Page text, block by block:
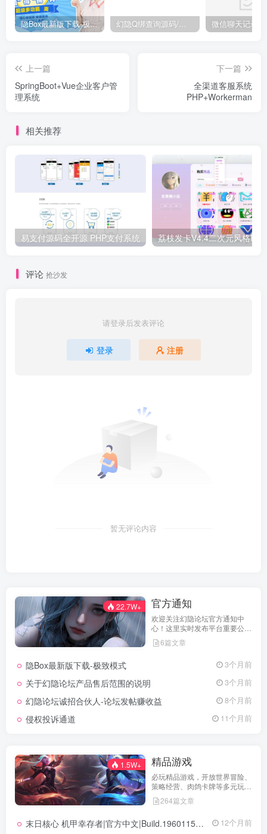
隐Box最新版下载-极致模式 幻隐Q绑查询源码/完整源码带API
上一篇
SpringBoot+Vue企业客户管
理系统
下一篇
全渠道客服系统
PHP+Workerman
相关推荐
易支付源码全开源 PHP支付系统
评论 抢沙发
请登录后发表评论
登录 注册
暂无评论内容
22.7W+ 官方通知
欢迎关注幻隐论坛官方通知中
心！这里实时发布平台重要公
告、活动规则、功能更新、安全
提醒及用户权益说明，确保每位
们坚持公开透明，通过权威通知
坛获得更优质、安全的使用体
验！立即查看，不错过关键信
息！
6篇文章
隐Box最新版下载-极致模式 3个月前
关于幻隐论坛产品售后范围的说明 3个月前
幻隐论坛诚招合伙人-论坛发帖赚收益 8个月前
侵权投诉通道 11个月前
1.5W+ 精品游戏
必玩精品游戏，开放世界冒险、
策略经营、肉鸽卡牌等多元玩
法，满足不同玩家的喜好 。
264篇文章
末日核心 机甲幸存者|官方中文|Build.19601158|解压即撸| 12个月前